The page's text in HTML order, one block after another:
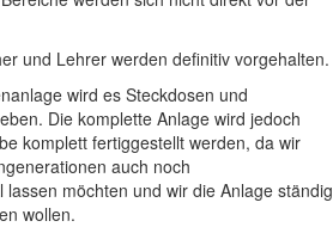
und Lehrer werden definitiv vorgehalten.
wird es Steckdosen und
Die komplette Anlage wird jedoch
komplett fertiggestellt werden, da wir
auch noch
lassen möchten und wir die Anlage ständig
wollen.